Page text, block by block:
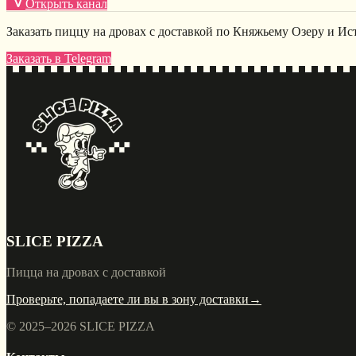
Открыть канал
Заказать пиццу на дровах с доставкой по Княжьему Озеру и
Заказать в Telegram
SLICE PIZZA
Пицца на дровах с доставкой
Проверьте, попадаете ли вы в зону доставки →
© 2025–2026 SLICE PIZZA